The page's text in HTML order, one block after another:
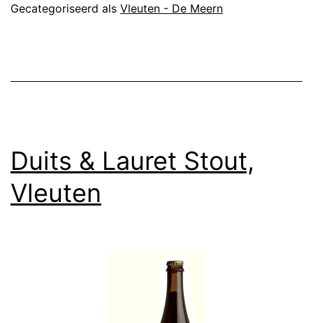
Gecategoriseerd als Vleuten - De Meern
Duits & Lauret Stout,
Vleuten